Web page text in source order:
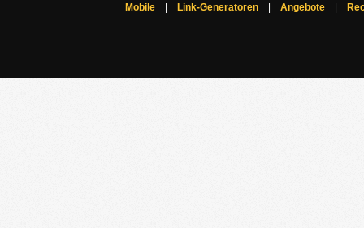
Mobile| Link-Generatoren| Angebote|